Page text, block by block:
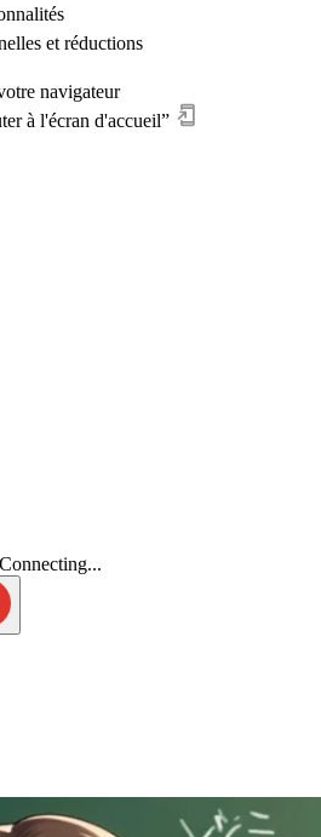
et réductions
navigateur
à l'écran d'accueil”
Connecting...